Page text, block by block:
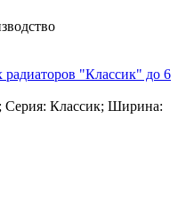
"Классик" до 6
Серия: Классик; Ширина: